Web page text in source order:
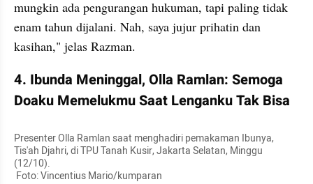
mungkin ada pengurangan hukuman, tapi paling tidak
enam tahun dijalani. Nah, saya jujur prihatin dan
kasihan," jelas Razman.
4. Ibunda Meninggal, Olla Ramlan: Semoga
Doaku Memelukmu Saat Lenganku Tak Bisa
Presenter Olla Ramlan saat menghadiri pemakaman Ibunya,
Tis'ah Djahri, di TPU Tanah Kusir, Jakarta Selatan, Minggu
(12/10).
Foto: Vincentius Mario/kumparan